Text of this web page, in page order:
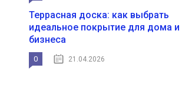
Террасная доска: как выбрать
идеальное покрытие для дома и
бизнеса
0 21.04.2026